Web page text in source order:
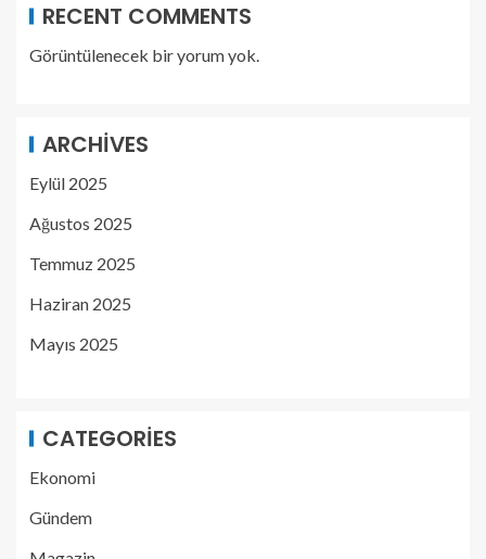
RECENT COMMENTS
Görüntülenecek bir yorum yok.
ARCHIVES
Eylül 2025
Ağustos 2025
Temmuz 2025
Haziran 2025
Mayıs 2025
CATEGORIES
Ekonomi
Gündem